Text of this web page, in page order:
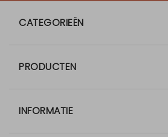
CATEGORIEËN
PRODUCTEN
INFORMATIE